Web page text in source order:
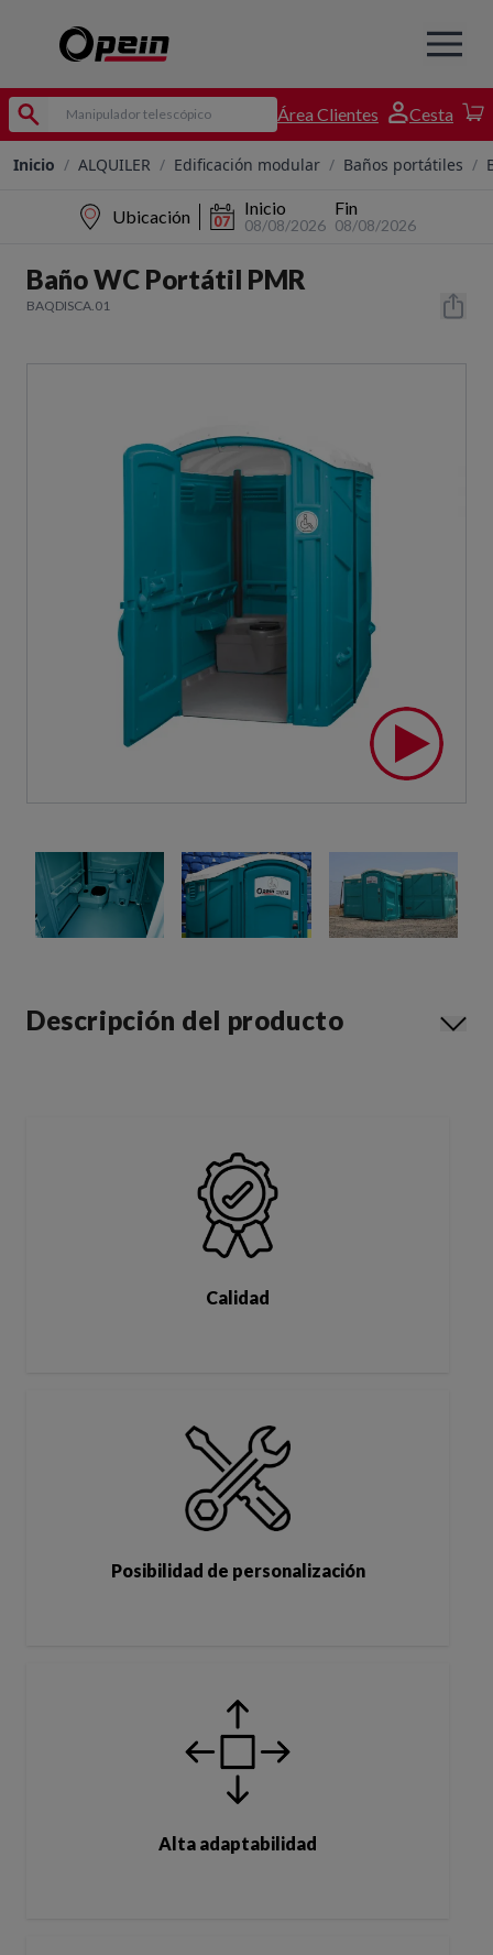
Área Clientes Cesta
Inicio / ALQUILER / Edificación modular / Baños portátiles /
Ubicación Inicio
08/08/2026
Fin
08/08/2026
Baño WC Portátil PMR
BAQDISCA.01
Descripción del producto
Calidad
Posibilidad de personalización
Alta adaptabilidad